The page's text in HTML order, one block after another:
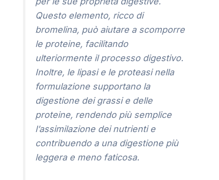
Questo elemento, ricco di
bromelina, può aiutare a scomporre
le proteine, facilitando
ulteriormente il processo digestivo.
Inoltre, le lipasi e le proteasi nella
formulazione supportano la
digestione dei grassi e delle
proteine, rendendo più semplice
l’assimilazione dei nutrienti e
contribuendo a una digestione più
leggera e meno faticosa.